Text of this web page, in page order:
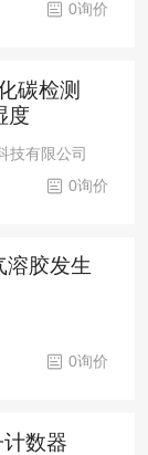
0询价
碳检测
度
技有限公司
0询价
溶胶发生
0询价
数器